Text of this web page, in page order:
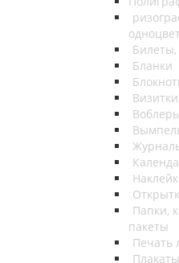
Бланки
Папки,
пакеты
Печать
Плакаты